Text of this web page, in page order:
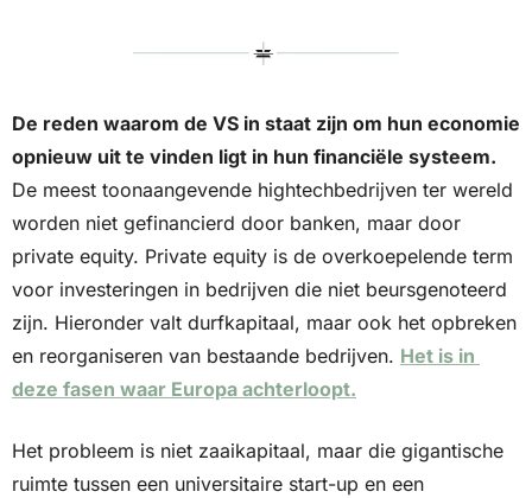
De reden waarom de VS in staat zijn om hun economie
De meest toonaangevende hightechbedrijven ter wereld
worden niet gefinancierd door banken, maar door
private equity. Private equity is de overkoepelende term
voor investeringen in bedrijven die niet beursgenoteerd
zijn. Hieronder valt durfkapitaal, maar ook het opbreken
en reorganiseren van bestaande bedrijven. Het is in
deze fasen waar Europa achterloopt.
Het probleem is niet zaaikapitaal, maar die gigantische
ruimte tussen een universitaire start-up en een